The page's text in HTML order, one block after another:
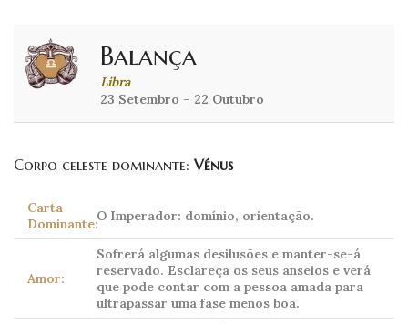
Balança
Libra
23 Setembro – 22 Outubro
Corpo celeste dominante: Vénus
Carta
Dominante:O Imperador: domínio, orientação.
Amor:
Sofrerá algumas desilusões e manter-se-á
reservado. Esclareça os seus anseios e verá
que pode contar com a pessoa amada para
ultrapassar uma fase menos boa.